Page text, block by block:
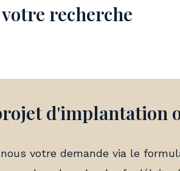
recherche
d'implantation
votre demande via le